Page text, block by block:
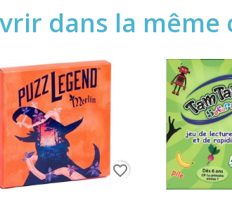
dans la même
favorite_border